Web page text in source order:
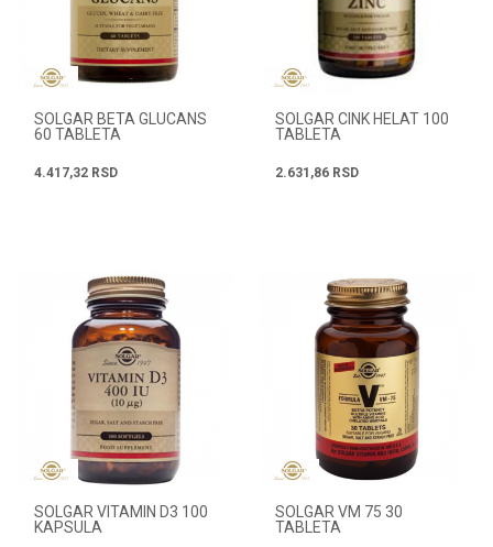
SOLGAR BETA GLUCANS
60 TABLETA
4.417,32 RSD
SOLGAR CINK HELAT 100
TABLETA
2.631,86 RSD
SOLGAR VITAMIN D3 100
KAPSULA
SOLGAR VM 75 30
TABLETA